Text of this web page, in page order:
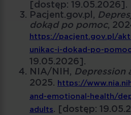
[dostęp: 19.05.2026].
Pacjent.gov.pl,
dokąd po pomoc,
https://pacjent.gov.pl/
unikac-i-dokad-po-pomoc
19.05.2026].
NIA/NIH, Depression
2025. https://
and-emotional-health/
adults. [dostęp: